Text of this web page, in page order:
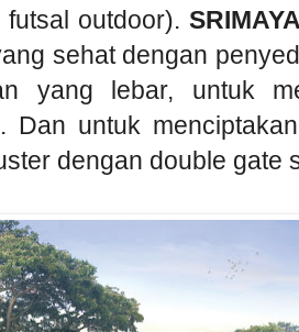
futsal outdoor).
sehat dengan
yang lebar, untuk
Dan untuk
dengan double gate